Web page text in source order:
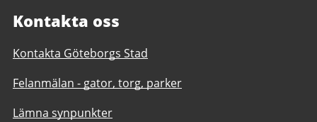
Kontakta oss
Kontakta Göteborgs Stad
Felanmälan - gator, torg, parker
Lämna synpunkter